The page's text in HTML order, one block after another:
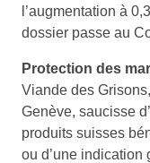
l’augmentation à
dossier passe au
Protection des
Viande des
Genève, saucisse
produits suisses
ou d’une